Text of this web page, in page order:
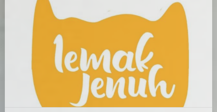
Heriadi
Lukisan kecil yang rata rata berukuran 40 x 36,5 centimeter yang
sedang terpajang adalah karya “sela-jeda”…